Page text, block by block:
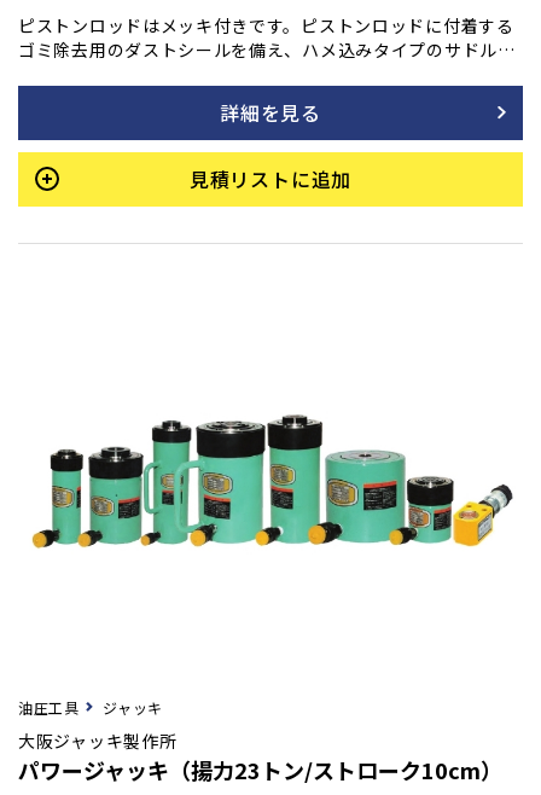
ピストンロッドはメッキ付きです。ピストンロッドに付着する
ゴミ除去用のダストシールを備え、ハメ込みタイプのサドルを
詳細を見る
見積リストに追加
油圧工具 ジャッキ
大阪ジャッキ製作所
パワージャッキ（揚力23トン/ストローク10cm）